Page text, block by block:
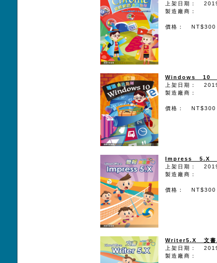
上架日期：
製造廠商：
價格： NT$300
Windows 10
上架日期：
製造廠商：
價格： NT$300
Impress 5.X
上架日期：
製造廠商：
價格： NT$300
Writer5.X 文書
上架日期：
製造廠商：